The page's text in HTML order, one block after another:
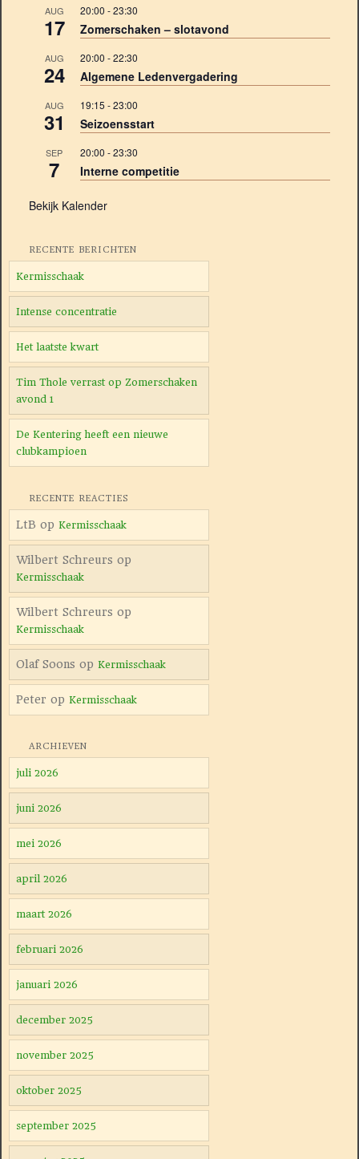
AUG
17
20:00 -23:30
Zomerschaken – slotavond
AUG
24
20:00 -22:30
Algemene Ledenvergadering
AUG
31
19:15 -23:00
Seizoensstart
SEP
7
20:00 -23:30
Interne competitie
Bekijk Kalender
RECENTE BERICHTEN
Kermisschaak
Intense concentratie
Het laatste kwart
Tim Thole verrast op Zomerschaken
avond 1
De Kentering heeft een nieuwe
clubkampioen
RECENTE REACTIES
LtB op Kermisschaak
Wilbert Schreurs op
Kermisschaak
Wilbert Schreurs op
Kermisschaak
Olaf Soons op Kermisschaak
Peter op Kermisschaak
ARCHIEVEN
juli 2026
juni 2026
mei 2026
april 2026
maart 2026
februari 2026
januari 2026
december 2025
november 2025
oktober 2025
september 2025